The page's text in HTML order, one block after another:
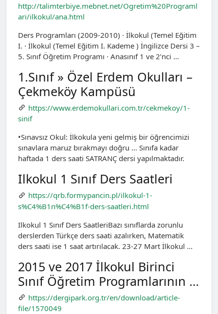
http://talimterbiye.mebnet.net/Ogretim%20Programl
ari/ilkokul/ana.html
Ders Programları (2009-2010) · İlkokul (Temel Eğitim
I. · İlkokul (Temel Eğitim I. Kademe ) İngilizce Dersi 3 –
5. Sınıf Öğretim Programı · Anasınıf 1 ve 2’nci …
1.Sınıf » Özel Erdem Okulları –
Çekmeköy Kampüsü
https://www.erdemokullari.com.tr/cekmekoy/1-
sinif
•Sınavsız Okul: İlkokula yeni gelmiş bir öğrencimizi
sınavlara maruz bırakmayı doğru … Sınıfa kadar
haftada 1 ders saati SATRANÇ dersi yapılmaktadır.
Ilkokul 1 Sınıf Ders Saatleri
https://qrb.formypancin.pl/ilkokul-1-
s%C4%B1n%C4%B1f-ders-saatleri.html
Ilkokul 1 Sınıf Ders SaatleriBazı sınıflarda zorunlu
derslerden Türkçe ders saati azalırken, Matematik
ders saati ise 1 saat artırılacak. 23-27 Mart İlkokul …
2015 ve 2017 İlkokul Birinci
Sınıf Öğretim Programlarının …
https://dergipark.org.tr/en/download/article-
file/1570049